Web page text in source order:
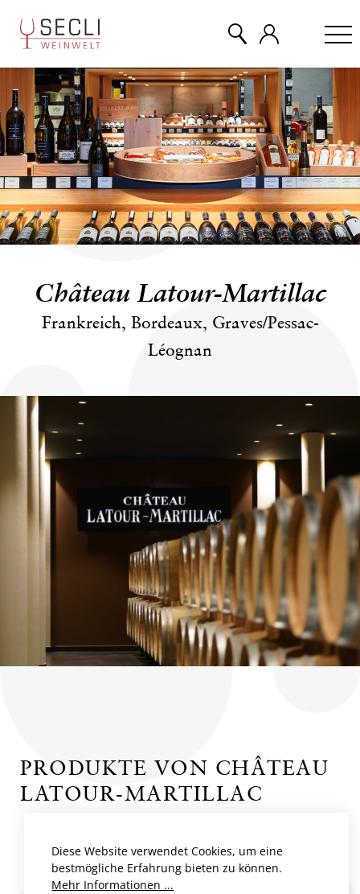
Château Latour-Martillac
Frankreich, Bordeaux, Graves/Pessac-
Léognan
PRODUKTE VON CHÂTEAU
LATOUR-MARTILLAC
WEINE
CHAMPAGNER
& MEHR
ÜBER UNS
Diese Website verwendet Cookies, um eine
bestmögliche Erfahrung bieten zu können.
Mehr Informationen ...